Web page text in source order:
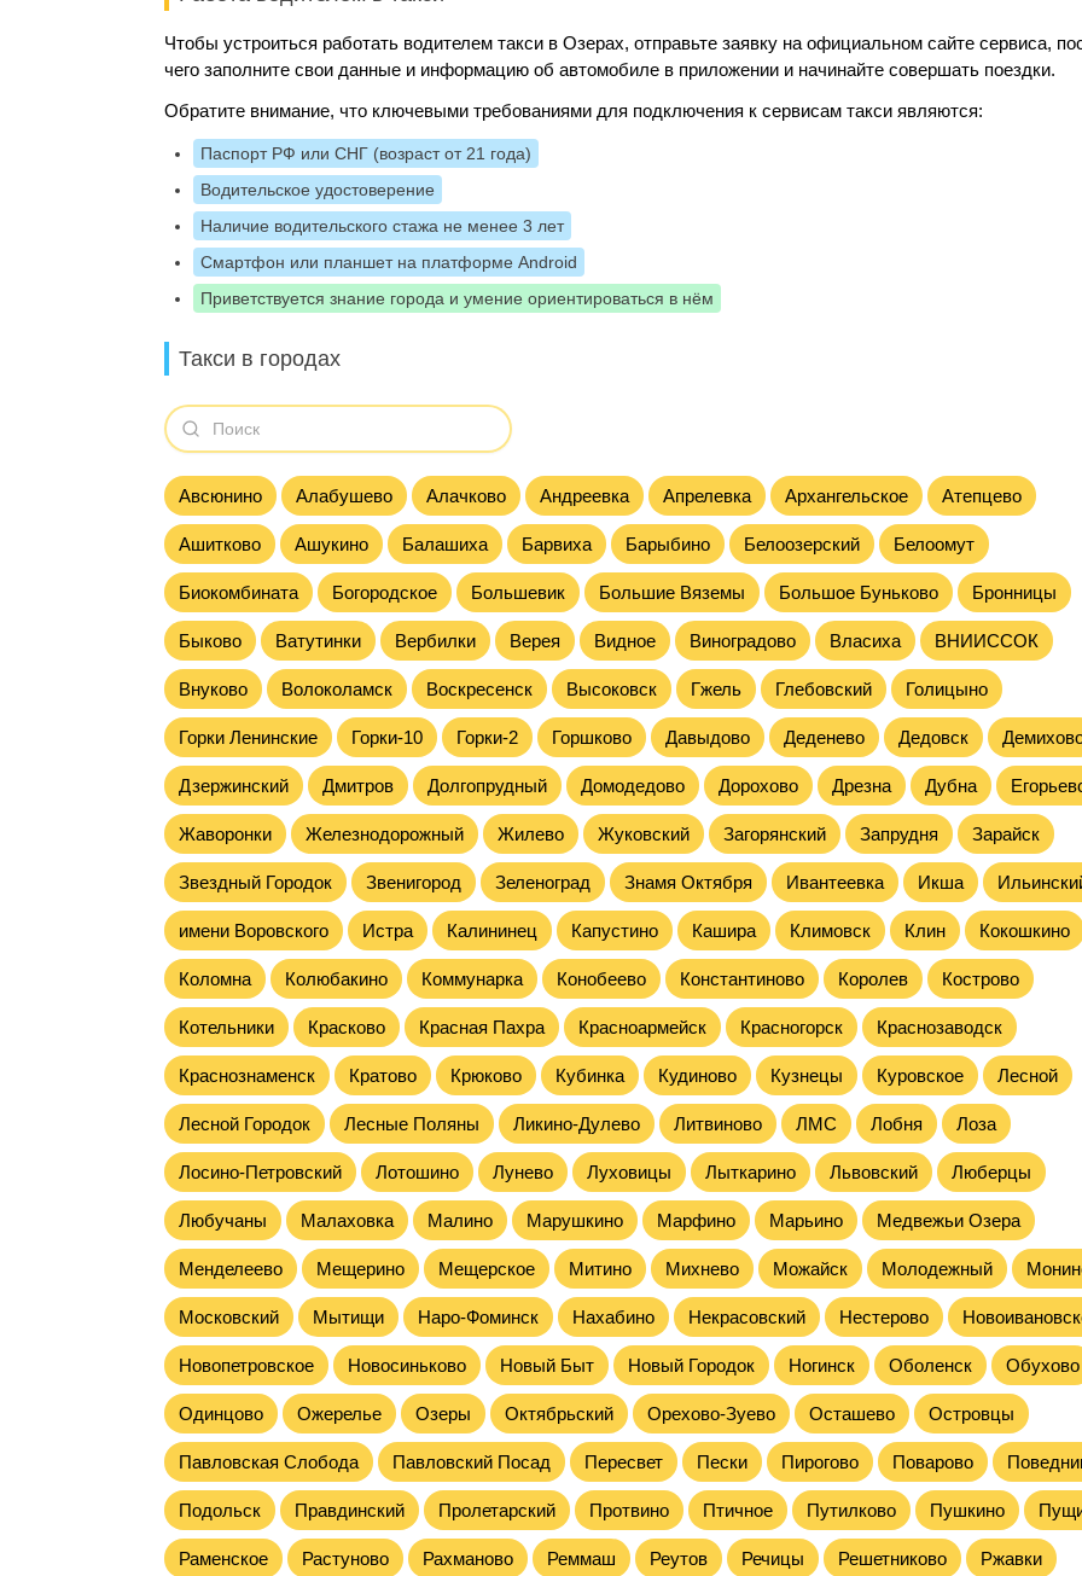
Чтобы устроиться работать водителем такси в Озерах, отправьте заявку на официальном сайте сервиса,
чего заполните свои данные и информацию об автомобиле в приложении и начинайте совершать поездки.
Обратите внимание, что ключевыми требованиями для подключения к сервисам такси являются:
Паспорт РФ или СНГ (возраст от 21 года)
Водительское удостоверение
Наличие водительского стажа не менее 3 лет
Смартфон или планшет на платформе Android
Приветствуется знание города и умение ориентироваться в нём
Такси в городах
Авсюнино Алабушево Алачково Андреевка Апрелевка Архангельское Атепцево
Ашитково Ашукино Балашиха Барвиха Барыбино Белоозерский Белоомут
Биокомбината Богородское Большевик Большие Вяземы Большое Буньково Бронницы
Быково Ватутинки Вербилки Верея Видное Виноградово Власиха ВНИИССОК
Внуково Волоколамск Воскресенск Высоковск Гжель Глебовский Голицыно
Горки Ленинские Горки-10 Горки-2 Горшково Давыдово Деденево Дедовск
Дзержинский Дмитров Долгопрудный Домодедово Дорохово Дрезна Дубна
Жаворонки Железнодорожный Жилево Жуковский Загорянский Запрудня Зарайск
Звездный Городок Звенигород Зеленоград Знамя Октября Ивантеевка Икша
имени Воровского Истра Калининец Капустино Кашира Климовск Клин Кокошкино
Коломна Колюбакино Коммунарка Конобеево Константиново Королев Кострово
Котельники Красково Красная Пахра Красноармейск Красногорск Краснозаводск
Краснознаменск Кратово Крюково Кубинка Кудиново Кузнецы Куровское Лесной
Лесной Городок Лесные Поляны Ликино-Дулево Литвиново ЛМС Лобня Лоза
Лосино-Петровский Лотошино Лунево Луховицы Лыткарино Львовский Люберцы
Любучаны Малаховка Малино Марушкино Марфино Марьино Медвежьи Озера
Менделеево Мещерино Мещерское Митино Михнево Можайск Молодежный
Московский Мытищи Наро-Фоминск Нахабино Некрасовский Нестерово
Новопетровское Новосиньково Новый Быт Новый Городок Ногинск Оболенск Обухово
Одинцово Ожерелье Озеры Октябрьский Орехово-Зуево Осташево Островцы
Павловская Слобода Павловский Посад Пересвет Пески Пирогово Поварово
Подольск Правдинский Пролетарский Протвино Птичное Путилково Пушкино
Раменское Растуново Рахманово Реммаш Реутов Речицы Решетниково Ржавки